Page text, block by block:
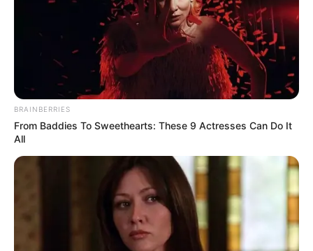
BRAINBERRIES
From Baddies To Sweethearts: These 9 Actresses Can Do It
All